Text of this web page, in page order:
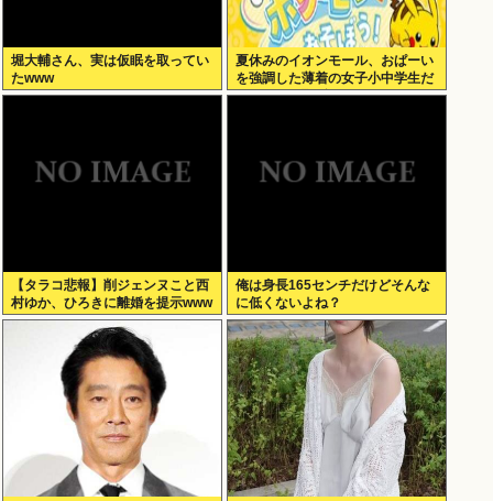
堀大輔さん、実は仮眠を取ってい
たwww
夏休みのイオンモール、おぱーい
を強調した薄着の女子小中学生だ
らけ。あれ恥ずかしくないの？
【タラコ悲報】削ジェンヌこと西
村ゆか、ひろきに離婚を提示www
俺は身長165センチだけどそんな
に低くないよね？